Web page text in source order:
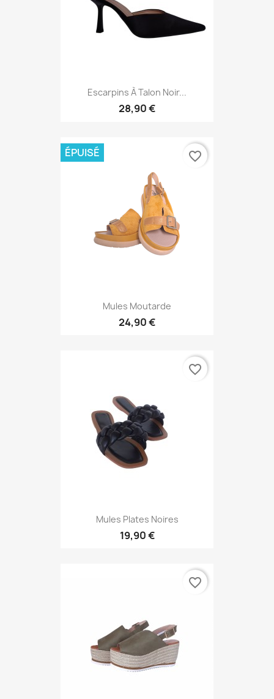
Escarpins À Talon Noir...
28,90 €
Mules Moutarde
24,90 €
ÉPUISÉ favorite_border
Mules Plates Noires
19,90 €
favorite_border
favorite_border